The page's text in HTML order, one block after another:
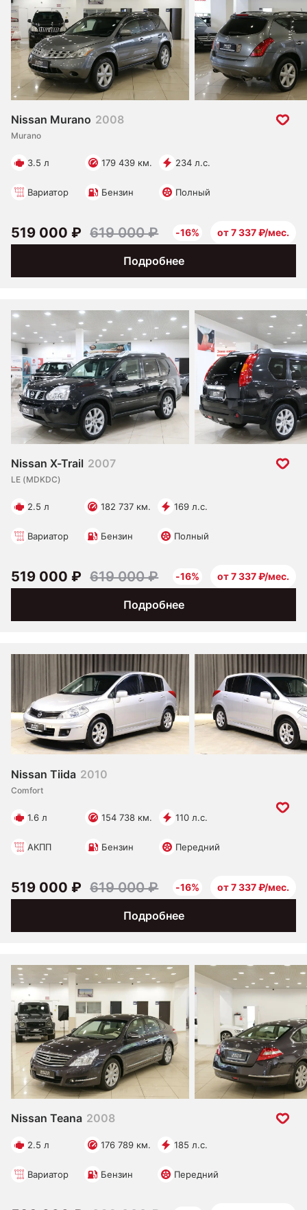
Nissan Murano 2008
Murano
3.5 л 179 439 км. 234 л.с.
Вариатор Бензин Полный
Подробнее
519 000 ₽ 619 000 ₽ -16% от 7 337 ₽/мес.
Nissan X-Trail 2007
LE (MDKDC)
2.5 л 182 737 км. 169 л.с.
Вариатор Бензин Полный
Подробнее
519 000 ₽ 619 000 ₽ -16% от 7 337 ₽/мес.
Nissan Tiida 2010
Comfort
1.6 л 154 738 км. 110 л.с.
АКПП Бензин Передний
Подробнее
519 000 ₽ 619 000 ₽ -16% от 7 337 ₽/мес.
Nissan Teana 2008
2.5 л 176 789 км. 185 л.с.
Вариатор Бензин Передний